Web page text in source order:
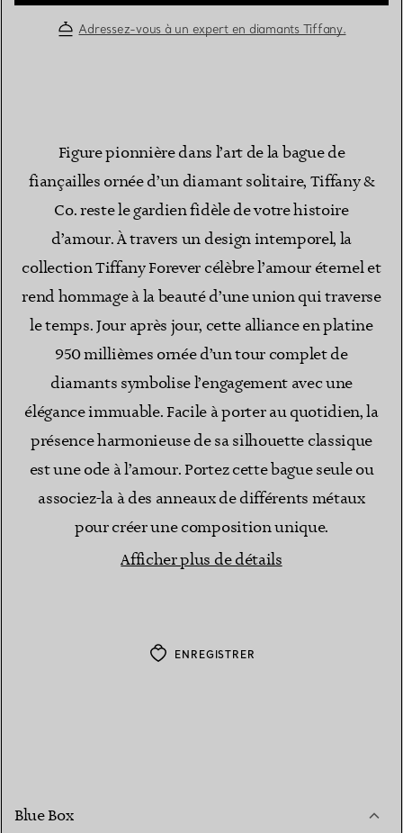
Adressez-vous à un expert en diamants Tiffany.
Figure pionnière dans l’art de la bague de
fiançailles ornée d’un diamant solitaire, Tiffany &
Co. reste le gardien fidèle de votre histoire
d’amour. À travers un design intemporel, la
collection Tiffany Forever célèbre l’amour éternel et
rend hommage à la beauté d’une union qui traverse
le temps. Jour après jour, cette alliance en platine
950 millièmes ornée d’un tour complet de
diamants symbolise l’engagement avec une
élégance immuable. Facile à porter au quotidien, la
présence harmonieuse de sa silhouette classique
est une ode à l’amour. Portez cette bague seule ou
associez-la à des anneaux de différents métaux
pour créer une composition unique.
Afficher plus de détails
ENREGISTRER
Blue Box